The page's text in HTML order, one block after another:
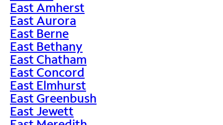
East Amherst
East Aurora
East Berne
East Bethany
East Chatham
East Concord
East Elmhurst
East Greenbush
East Jewett